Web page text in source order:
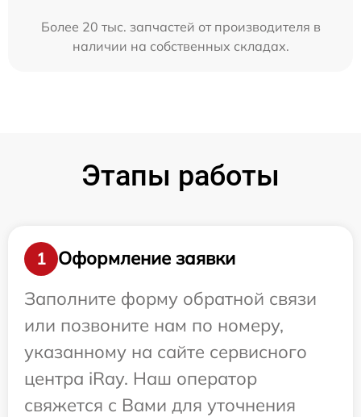
Более 20 тыс. запчастей от производителя в
наличии на собственных складах.
Этапы работы
1
Оформление заявки
Заполните форму обратной связи
или позвоните нам по номеру,
указанному на сайте сервисного
центра iRay. Наш оператор
свяжется с Вами для уточнения